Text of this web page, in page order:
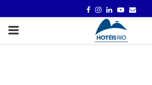
FACEBOOK
INSTAGRAM
LINKEDINYOUTUBE
EMAIL
PRIMARY